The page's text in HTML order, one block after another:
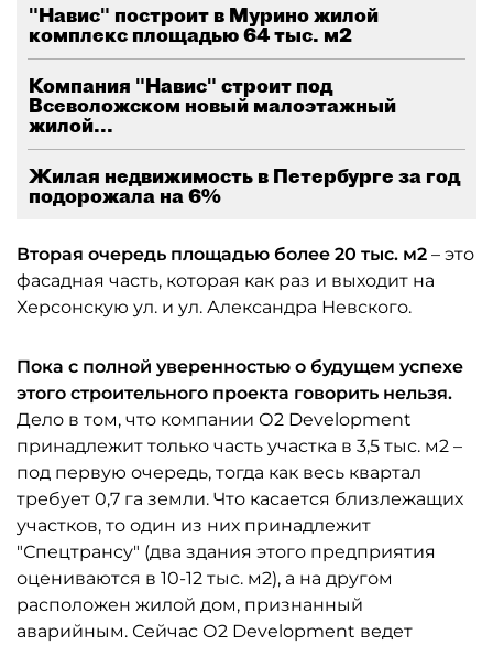
"Навис" построит в Мурино жилой
комплекс площадью 64 тыс. м2
Компания "Навис" строит под
Всеволожском новый малоэтажный
жилой...
Жилая недвижимость в Петербурге за год
подорожала на 6%
Вторая очередь площадью более 20 тыс. м2 – это
фасадная часть, которая как раз и выходит на
Херсонскую ул. и ул. Александра Невского.
Пока с полной уверенностью о будущем успехе
этого строительного проекта говорить нельзя.
Дело в том, что компании О2 Development
принадлежит только часть участка в 3,5 тыс. м2 –
под первую очередь, тогда как весь квартал
требует 0,7 га земли. Что касается близлежащих
участков, то один из них принадлежит
"Спецтрансу" (два здания этого предприятия
оцениваются в 10-12 тыс. м2), а на другом
расположен жилой дом, признанный
аварийным. Сейчас О2 Development ведет